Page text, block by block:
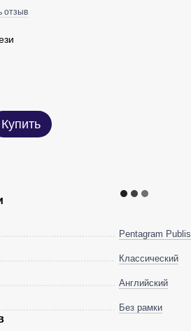
отзыв
Купить
Pentagram
Классический
Английский
Без рамки